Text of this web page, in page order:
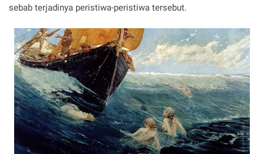
sebab terjadinya peristiwa-peristiwa tersebut.